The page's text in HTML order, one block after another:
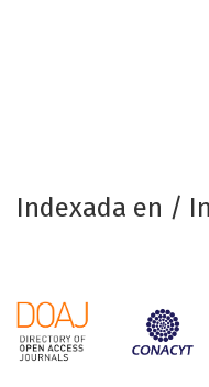
Indexada en /